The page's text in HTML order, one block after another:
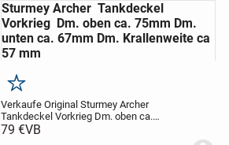
Sturmey Archer Tankdeckel
Vorkrieg Dm. oben ca. 75mm Dm.
unten ca. 67mm Dm. Krallenweite ca
57 mm
Merken
Verkaufe Original Sturmey Archer
Tankdeckel VorkriegDm. oben ca.
75mmDm. unten ca.
79 €VB